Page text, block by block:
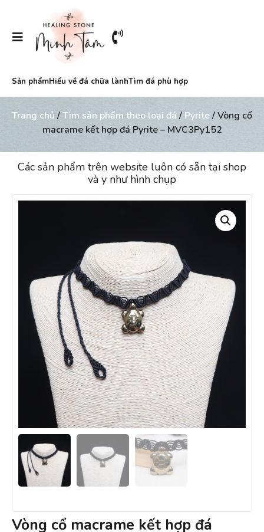
Sản phẩmHiểu về đá chữa lànhTìm đá phù hợp
Trang chủ/Tìm sản phẩm theo loại đá / Pyrite/ Vòng cổ
macrame kết hợp đá Pyrite – MVC3Py152
Các sản phẩm trên website luôn có sẵn tại shop
và y như hình chụp
Vòng cổ macrame kết hợp đá